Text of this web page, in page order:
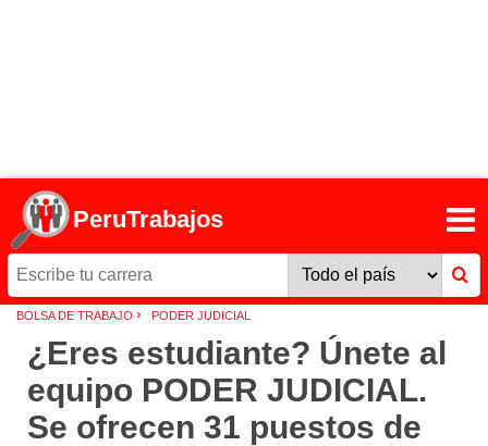
PeruTrabajos
BOLSA DE TRABAJO › PODER JUDICIAL
¿Eres estudiante? Únete al
equipo PODER JUDICIAL.
Se ofrecen 31 puestos de